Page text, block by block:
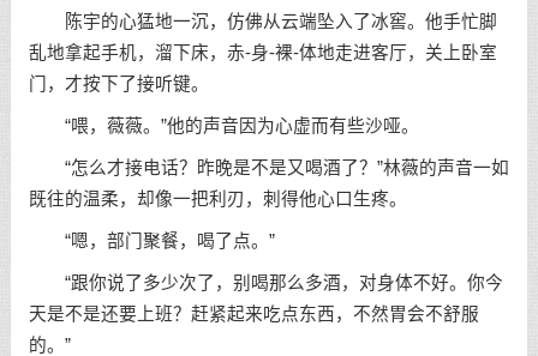
陈宇的心猛地一沉，仿佛从云端坠入了冰窖。他手忙脚
乱地拿起手机，溜下床，赤-身-裸-体地走进客厅，关上卧室
门，才按下了接听键。
“喂，薇薇。”他的声音因为心虚而有些沙哑。
“怎么才接电话？昨晚是不是又喝酒了？”林薇的声音一如
既往的温柔，却像一把利刃，刺得他心口生疼。
“嗯，部门聚餐，喝了点。”
“跟你说了多少次了，别喝那么多酒，对身体不好。你今
天是不是还要上班？赶紧起来吃点东西，不然胃会不舒服
的。”